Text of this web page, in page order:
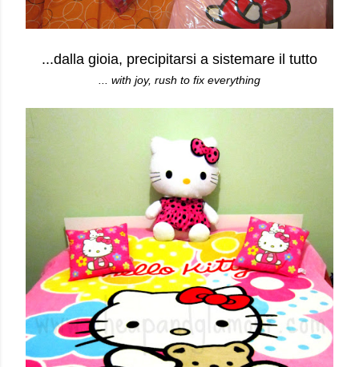
...dalla gioia, precipitarsi a sistemare il tutto
... with joy, rush to fix everything